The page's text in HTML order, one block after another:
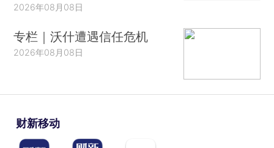
2026年08月08日
专栏｜沃什遭遇信任危机
2026年08月08日
财新移动